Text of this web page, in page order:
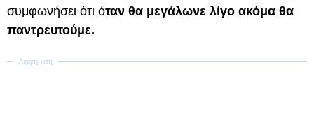
συμφωνήσει ότι όταν θα μεγάλωνε λίγο ακόμα θα
παντρευτούμε.